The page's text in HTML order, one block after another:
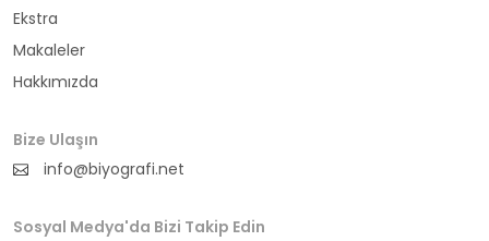
Ekstra
Makaleler
Hakkımızda
Bize Ulaşın
info@biyografi.net
Sosyal Medya'da Bizi Takip Edin